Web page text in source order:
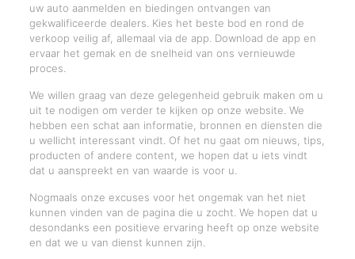
uw auto aanmelden en biedingen ontvangen van
gekwalificeerde dealers. Kies het beste bod en rond de
verkoop veilig af, allemaal via de app. Download de app en
ervaar het gemak en de snelheid van ons vernieuwde
proces.
We willen graag van deze gelegenheid gebruik maken om u
uit te nodigen om verder te kijken op onze website. We
hebben een schat aan informatie, bronnen en diensten die
u wellicht interessant vindt. Of het nu gaat om nieuws, tips,
producten of andere content, we hopen dat u iets vindt
dat u aanspreekt en van waarde is voor u.
Nogmaals onze excuses voor het ongemak van het niet
kunnen vinden van de pagina die u zocht. We hopen dat u
desondanks een positieve ervaring heeft op onze website
en dat we u van dienst kunnen zijn.